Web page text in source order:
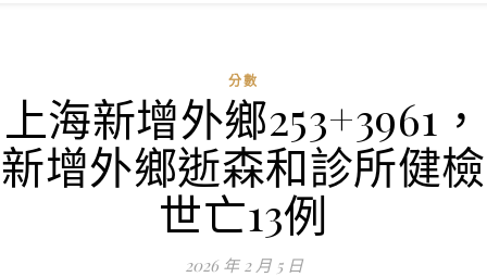
分數
上海新增外鄉253+3961，
新增外鄉逝森和診所健檢
世亡13例
2026 年 2 月 5 日